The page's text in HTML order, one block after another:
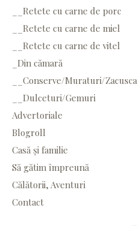
__Retete cu carne de porc
__Retete cu carne de miel
__Retete cu carne de vitel
_Din cămară
__Conserve/Muraturi/Zacusca
__Dulceturi/Gemuri
Advertoriale
Blogroll
Casă și familie
Să gătim împreună
Călătorii, Aventuri
Contact